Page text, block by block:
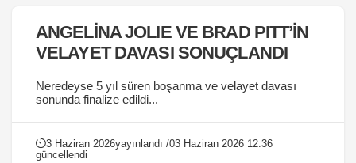
ANGELİNA JOLIE VE BRAD PITT’İN
VELAYET DAVASI SONUÇLANDI
Neredeyse 5 yıl süren boşanma ve velayet davası
sonunda finalize edildi...
3 Haziran 2026yayınlandı /03 Haziran 2026 12:36
güncellendi